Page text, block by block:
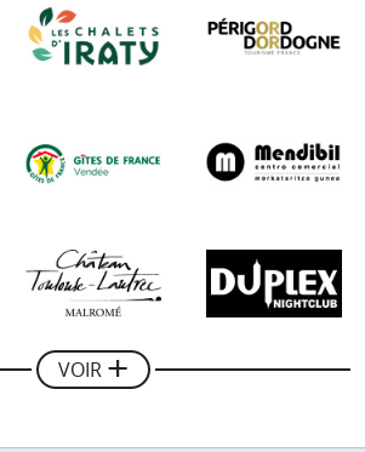
en avant les petites structures telle
de chalets en Béarn
merci pour son aide dans le
notre communication sur le web,
VOIR